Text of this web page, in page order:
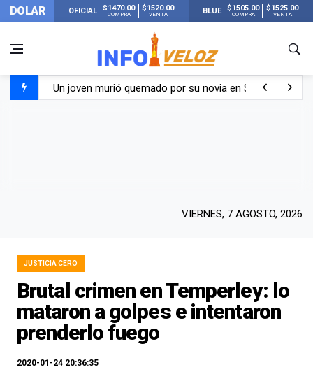
DOLAR OFICIAL $1470.00
COMPRA
$1520.00
VENTA BLUE $1505.00
COMPRA
$1525.00
VENTA
Un joven murió quemado por su novia en San Luis:
VIERNES, 7 AGOSTO, 2026
JUSTICIA CERO
Brutal crimen en Temperley: lo
mataron a golpes e intentaron
prenderlo fuego
2020-01-24 20:36:35